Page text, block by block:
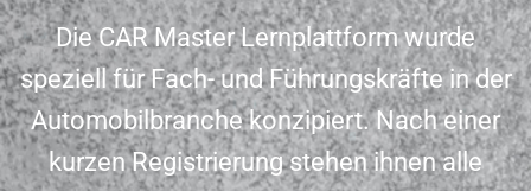
Die CAR Master Lernplattform wurde
speziell für Fach- und Führungskräfte in der
Automobilbranche konzipiert. Nach einer
kurzen Registrierung stehen ihnen alle